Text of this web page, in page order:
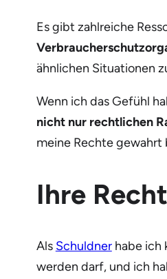
Es gibt zahlreiche
ähnlichen Situationen
Wenn ich das Gefühl
nicht nur rechtlichen
meine Rechte gewahrt
Ihre
Als Schuldnerhabe ich
werden darf, und ich